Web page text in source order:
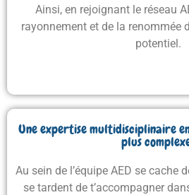
Ainsi, en rejoignant le réseau
rayonnement et de la renommée
potentiel.
Une expertise multidisciplinaire
plus
Au sein de l’équipe AED se cache
se tardent de t’accompagner